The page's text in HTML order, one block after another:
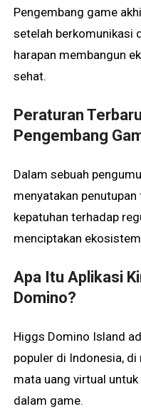
Pengembang game
setelah berkomunikasi
harapan membangun
sehat.
Peraturan
Pengembang
Dalam sebuah
menyatakan
kepatuhan terhadap
menciptakan
Apa Itu Aplikasi
Domino?
Higgs Domino Island
populer di Indonesia,
mata uang virtual
dalam game.